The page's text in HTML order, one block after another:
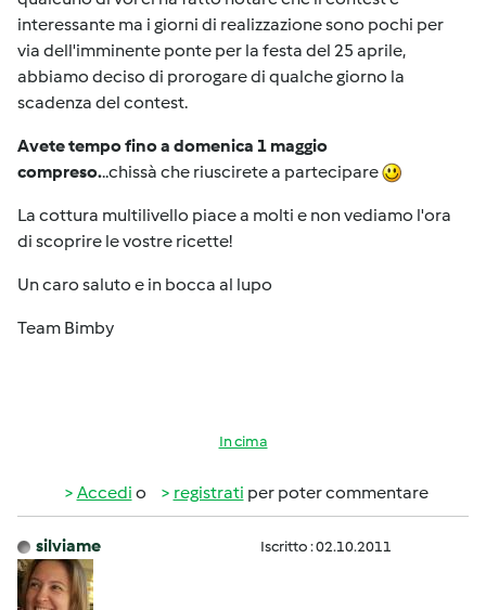
interessante ma i giorni di realizzazione sono pochi per
via dell'imminente ponte per la festa del 25 aprile,
abbiamo deciso di prorogare di qualche giorno la
scadenza del contest.
Avete tempo fino a domenica 1 maggio
compreso...chissà che riuscirete a partecipare
La cottura multilivello piace a molti e non vediamo l'ora
di scoprire le vostre ricette!
Un caro saluto e in bocca al lupo
Team Bimby
In cima
Accedi o registrati per poter commentare
silviame Iscritto : 02.10.2011